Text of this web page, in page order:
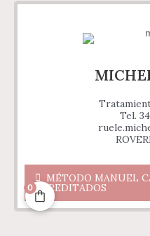
Tel.
MÉTODO MANUEL
ACREDITADOS
0